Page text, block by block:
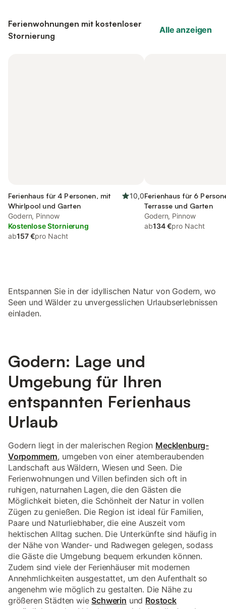
Ferienwohnungen mit kostenloser
Stornierung
Alle anzeigen
Ferienhaus für 4 Personen, mit
Whirlpool und Garten
10,0
Godern, Pinnow
Kostenlose Stornierung
ab157 €pro Nacht
Ferienhaus für 6
Terrasse und Garten
Godern, Pinnow
ab134 €pro Nacht
Entspannen Sie in der idyllischen Natur von Godern, wo
Seen und Wälder zu unvergesslichen Urlaubserlebnissen
einladen.
Godern: Lage und
Umgebung für Ihren
entspannten Ferienhaus
Urlaub
Godern liegt in der malerischen Region Mecklenburg-
Vorpommern, umgeben von einer atemberaubenden
Landschaft aus Wäldern, Wiesen und Seen. Die
Ferienwohnungen und Villen befinden sich oft in
ruhigen, naturnahen Lagen, die den Gästen die
Möglichkeit bieten, die Schönheit der Natur in vollen
Zügen zu genießen. Die Region ist ideal für Familien,
Paare und Naturliebhaber, die eine Auszeit vom
hektischen Alltag suchen. Die Unterkünfte sind häufig in
der Nähe von Wander- und Radwegen gelegen, sodass
die Gäste die Umgebung bequem erkunden können.
Zudem sind viele der Ferienhäuser mit modernen
Annehmlichkeiten ausgestattet, um den Aufenthalt so
angenehm wie möglich zu gestalten. Die Nähe zu
größeren Städten wie Schwerin und Rostock